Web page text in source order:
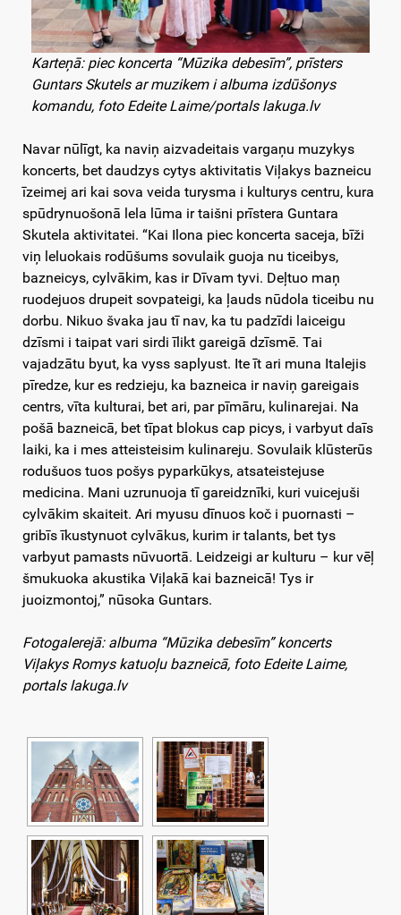
Karteņā: piec koncerta “Mūzika debesīm”, prīsters
Guntars Skutels ar muzikem i albuma izdūšonys
komandu, foto Edeite Laime/portals lakuga.lv
Navar nūlīgt, ka naviņ aizvadeitais vargaņu muzykys
koncerts, bet daudzys cytys aktivitatis Viļakys bazneicu
īzeimej ari kai sova veida turysma i kulturys centru, kura
spūdrynuošonā lela lūma ir taišni prīstera Guntara
Skutela aktivitatei. “Kai Ilona piec koncerta saceja, bīži
viņ leluokais rodūšums sovulaik guoja nu ticeibys,
bazneicys, cylvākim, kas ir Dīvam tyvi. Deļtuo maņ
ruodejuos drupeit sovpateigi, ka ļauds nūdola ticeibu nu
dorbu. Nikuo švaka jau tī nav, ka tu padzīdi laiceigu
dzīsmi i taipat vari sirdi īlikt gareigā dzīsmē. Tai
vajadzātu byut, ka vyss saplyust. Ite īt ari muna Italejis
pīredze, kur es redzieju, ka bazneica ir naviņ gareigais
centrs, vīta kulturai, bet ari, par pīmāru, kulinarejai. Na
pošā bazneicā, bet tīpat blokus cap picys, i varbyut daīs
laiki, ka i mes atteisteisim kulinareju. Sovulaik klūsterūs
rodušuos tuos pošys pyparkūkys, atsateistejuse
medicina. Mani uzrunuoja tī gareidznīki, kuri vuicejuši
cylvākim skaiteit. Ari myusu dīnuos koč i puornasti –
gribīs īkustynuot cylvākus, kurim ir talants, bet tys
varbyut pamasts nūvuortā. Leidzeigi ar kulturu – kur vēļ
šmukuoka akustika Viļakā kai bazneicā! Tys ir
juoizmontoj,” nūsoka Guntars.
Fotogalerejā: albuma “Mūzika debesīm” koncerts
Viļakys Romys katuoļu bazneicā, foto Edeite Laime,
portals lakuga.lv